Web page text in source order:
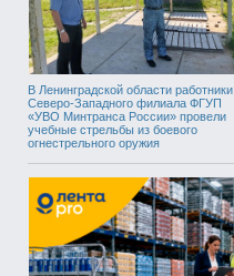
В Ленинградской области работники
Северо-Западного филиала ФГУП
«УВО Минтранса России» провели
учебные стрельбы из боевого
огнестрельного оружия